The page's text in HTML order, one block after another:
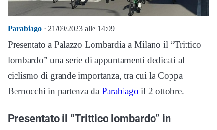
Parabiago · 21/09/2023 alle 14:09
Presentato a Palazzo Lombardia a Milano il “Trittico
lombardo” una serie di appuntamenti dedicati al
ciclismo di grande importanza, tra cui la Coppa
Bernocchi in partenza da Parabiago il 2 ottobre.
Presentato il “Trittico lombardo” in